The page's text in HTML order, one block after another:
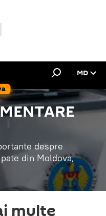
MD
despre
din Moldova,
multe